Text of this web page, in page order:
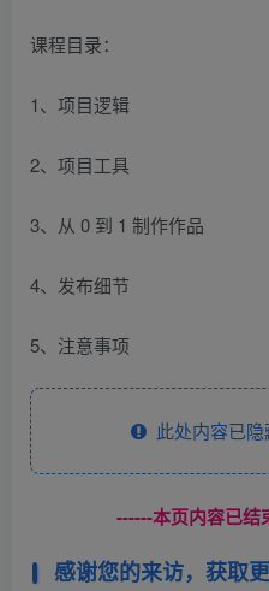
课程目录：
1、项目逻辑
2、项目工具
3、从 0 到 1 制作作品
4、发布细节
5、注意事项
此处内容已隐
------本页内容已结
感谢您的来访，获取